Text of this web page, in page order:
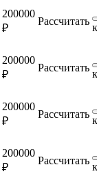
200000
₽
Рассчитать
200000
₽
Рассчитать
200000
₽
Рассчитать
200000
₽
Рассчитать